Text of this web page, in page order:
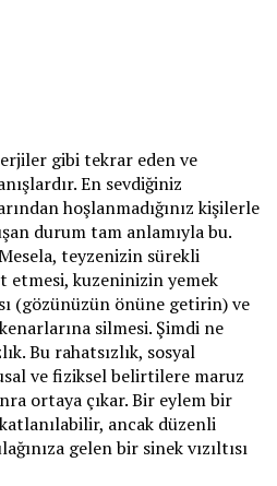
gibi tekrar eden ve
En sevdiğiniz
hoşlanmadığınız kişilerle
durum tam anlamıyla bu.
teyzenizin sürekli
etmesi, kuzeninizin yemek
(gözünüzün önüne getirin) ve
silmesi. Şimdi ne
Bu rahatsızlık, sosyal
ve fiziksel belirtilere maruz
ortaya çıkar. Bir eylem bir
ancak düzenli
gelen bir sinek vızıltısı